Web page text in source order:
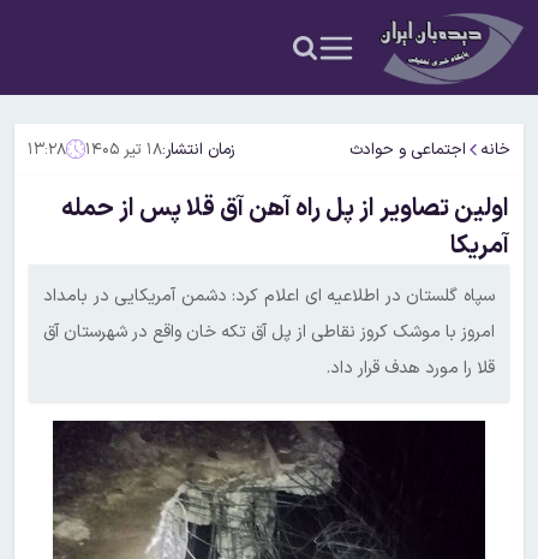
خانه اجتماعی و حوادث زمان انتشار:۱۸ تیر ۱۴۰۵ ۱۳:۲۸
اولین تصاویر از پل راه آهن آق قلا پس از حمله
آمریکا
سپاه گلستان در اطلاعیه ای اعلام کرد: دشمن آمریکایی در بامداد
امروز با موشک کروز نقاطی از پل آق تکه خان واقع در شهرستان آق
قلا را مورد هدف قرار داد.